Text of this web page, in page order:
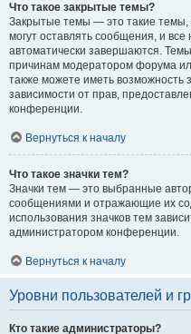
Что такое закрытые темы?
Закрытые темы — это такие темы,
могут оставлять сообщения, и
автоматически завершаются.
причинам модератором форума
также можете иметь возможность
зависимости от прав,
конференции.
Вернуться к началу
Что такое значки тем?
Значки тем — это выбранные
сообщениями и отражающие их
использования значков тем
администратором конференции.
Вернуться к началу
Уровни пользователей и
Кто такие администраторы?